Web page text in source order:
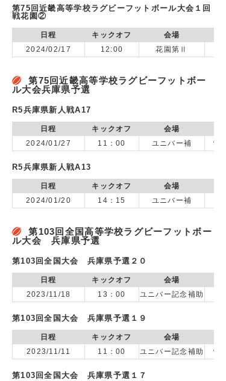
第75回近畿高等学校ラグビーフットボール大会１回
戦花園②
日程 キックオフ
会場
2024/02/17
12:00 花園第Ⅱ
第75回近畿高等学校ラグビーフットボー
ル大会兵庫県予選
R5兵庫県新人戦A17
日程 キックオフ
会場
2024/01/27
11：00 ユニバー補 vs
R5兵庫県新人戦A13
日程 キックオフ
会場
2024/01/20
14：15 ユニバー補
第103回全国高等学校ラグビーフットボー
ル大会 兵庫県予選
第103回全国大会 兵庫県予選２０
日程 キックオフ
会場
2023/11/18
13：00 ユニバー記念補助
第103回全国大会 兵庫県予選１９
日程 キックオフ
会場
2023/11/11
11：00 ユニバー記念補助 vs
第103回全国大会 兵庫県予選１７